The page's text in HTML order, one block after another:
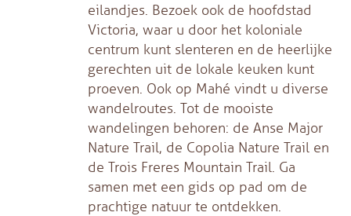
eilandjes. Bezoek ook de hoofdstad
Victoria, waar u door het koloniale
centrum kunt slenteren en de heerlijke
gerechten uit de lokale keuken kunt
proeven. Ook op Mahé vindt u diverse
wandelroutes. Tot de mooiste
wandelingen behoren: de Anse Major
Nature Trail, de Copolia Nature Trail en
de Trois Freres Mountain Trail. Ga
samen met een gids op pad om de
prachtige natuur te ontdekken.